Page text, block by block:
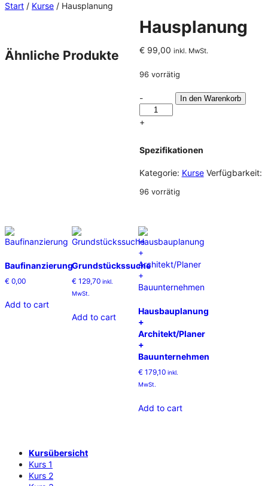
Start / Kurse / Hausplanung
Hausplanung
€99,00 inkl. MwSt.
96 vorrätig
-
+
In den Warenkorb
Spezifikationen
Kategorie: Kurse Verfügbarkeit:
96 vorrätig
Ähnliche Produkte
Baufinanzierung
€ 0,00
Add to cart
Grundstückssuche
€ 129,70 inkl.
MwSt.
Add to cart
Hausbauplanung
+
Architekt/Planer
+
Bauunternehmen
€ 179,10 inkl.
MwSt.
Add to cart
Kursübersicht
Kurs 1
Kurs 2